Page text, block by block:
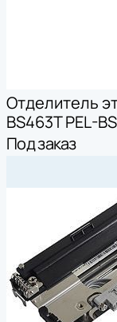
Отделитель
BS463T PEL-
Под заказ